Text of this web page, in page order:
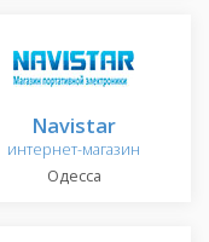
Navistar
интернет-магазин
Одесса